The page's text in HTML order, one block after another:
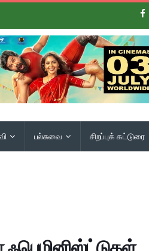
பல்சுவை சிறப்புக் கட்டுரை